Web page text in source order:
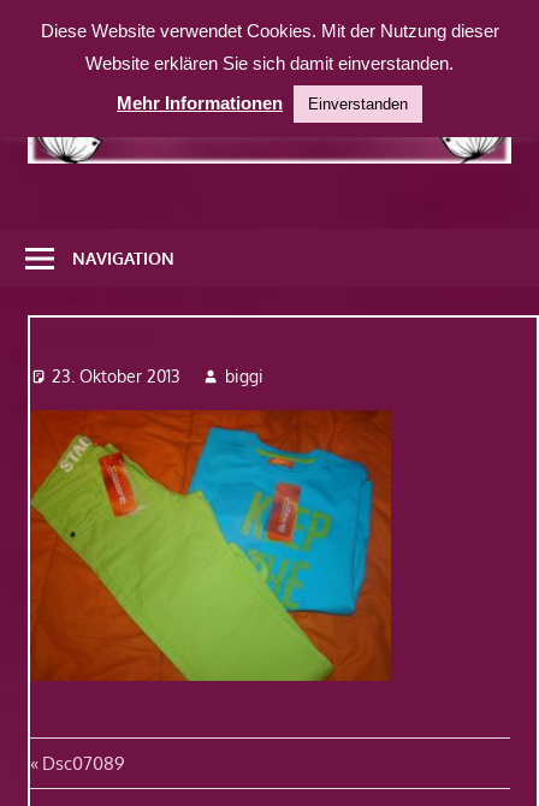
Inhalt
weitere
Website
NAVIGATION
23. Oktober 2013 biggi
Beitragsnavigation
Vorheriger
Beitrag:
Dsc07089
Diese Website verwendet Cookies. Mit der Nutzung dieser
Website erklären Sie sich damit einverstanden.
Mehr Informationen
Einverstanden